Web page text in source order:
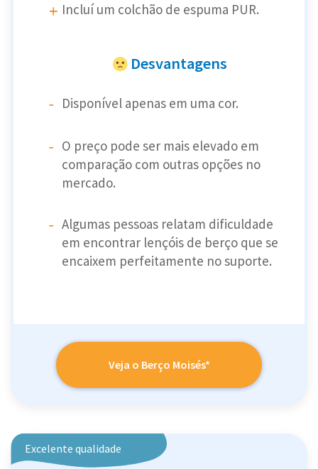
Incluí um colchão de espuma PUR.
Desvantagens
Disponível apenas em uma cor.
O preço pode ser mais elevado em
comparação com outras opções no
mercado.
Algumas pessoas relatam dificuldade
em encontrar lençóis de berço que se
encaixem perfeitamente no suporte.
Veja o Berço Moisés*
Excelente qualidade